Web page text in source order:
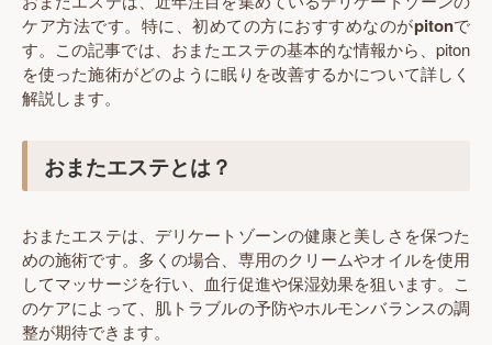
ケア方法です。特に、初めての方におすすめなのがpitonで
す。この記事では、おまたエステの基本的な情報から、piton
を使った施術がどのように眠りを改善するかについて詳しく
解説します。
おまたエステとは？
おまたエステは、デリケートゾーンの健康と美しさを保つた
めの施術です。多くの場合、専用のクリームやオイルを使用
してマッサージを行い、血行促進や保湿効果を狙います。こ
のケアによって、肌トラブルの予防やホルモンバランスの調
整が期待できます。